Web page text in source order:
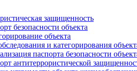
защищенность
безопасности объекта
объекта
и категорирования
паспорта безопасности
антитеррористической